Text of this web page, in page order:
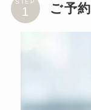
STEP ご予約